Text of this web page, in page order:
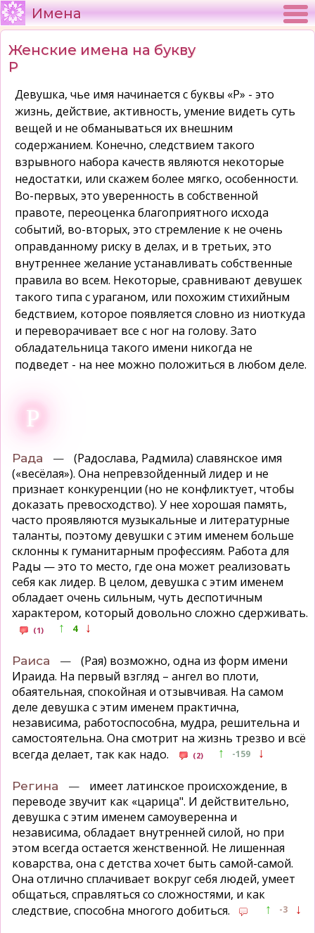
Имена
Женские имена на букву
Р
Девушка, чье имя начинается с буквы «Р» - это
жизнь, действие, активность, умение видеть суть
вещей и не обманываться их внешним
содержанием. Конечно, следствием такого
взрывного набора качеств являются некоторые
недостатки, или скажем более мягко, особенности.
Во-первых, это уверенность в собственной
правоте, переоценка благоприятного исхода
событий, во-вторых, это стремление к не очень
оправданному риску в делах, и в третьих, это
внутреннее желание устанавливать собственные
правила во всем. Некоторые, сравнивают девушек
такого типа с ураганом, или похожим стихийным
бедствием, которое появляется словно из ниоткуда
и переворачивает все с ног на голову. Зато
обладательница такого имени никогда не
подведет - на нее можно положиться в любом деле.
Р
Рада —
(Радослава, Радмила) славянское имя
(«весёлая»). Она непревзойденный лидер и не
признает конкуренции (но не конфликтует, чтобы
доказать превосходство). У нее хорошая память,
часто проявляются музыкальные и литературные
таланты, поэтому девушки с этим именем больше
склонны к гуманитарным профессиям. Работа для
Рады — это то место, где она может реализовать
себя как лидер. В целом, девушка с этим именем
обладает очень сильным, чуть деспотичным
характером, который довольно сложно сдерживать.
(1) ↑ 4 ↓
Раиса —
(Рая) возможно, одна из форм имени
Ираида. На первый взгляд – ангел во плоти,
обаятельная, спокойная и отзывчивая. На самом
деле девушка с этим именем практична,
независима, работоспособна, мудра, решительна и
самостоятельна. Она смотрит на жизнь трезво и всё
всегда делает, так как надо.
(2) ↑ -159 ↓
Регина —
имеет латинское происхождение, в
переводе звучит как «царица". И действительно,
девушка с этим именем самоуверенна и
независима, обладает внутренней силой, но при
этом всегда остается женственной. Не лишенная
коварства, она с детства хочет быть самой-самой.
Она отлично сплачивает вокруг себя людей, умеет
общаться, справляться со сложностями, и как
следствие, способна многого добиться.
↑ -3 ↓